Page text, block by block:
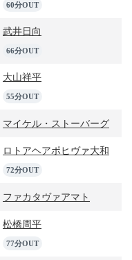
60分OUT
武井日向
66分OUT
大山祥平
55分OUT
マイケル・ストーバーグ
ロトアヘアポヒヴァ大和
72分OUT
ファカタヴァアマト
松橋周平
77分OUT